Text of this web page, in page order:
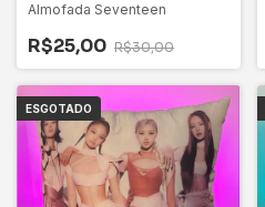
Almofada Seventeen
R$25,00 R$30,00
ESGOTADO